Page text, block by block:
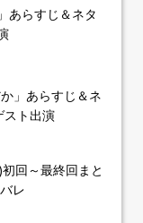
あらすじ＆ネタ
」あらすじ＆ネ
スト出演
回～最終回まと
レ